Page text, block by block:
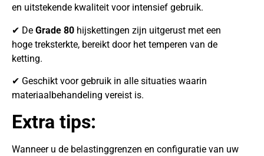
en uitstekende kwaliteit voor intensief gebruik.
✔ De Grade 80 hijskettingen zijn uitgerust met een
hoge treksterkte, bereikt door het temperen van de
ketting.
✔ Geschikt voor gebruik in alle situaties waarin
materiaalbehandeling vereist is.
Extra tips:
Wanneer u de belastinggrenzen en configuratie van uw